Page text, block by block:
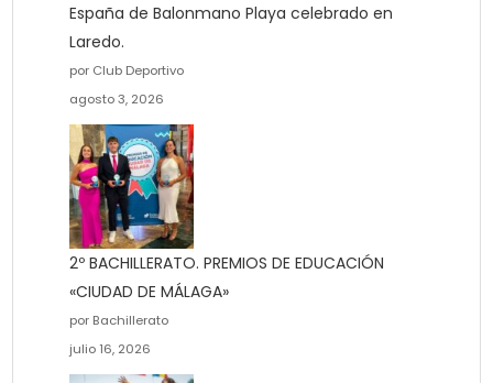
España de Balonmano Playa celebrado en
Laredo.
por Club Deportivo
agosto 3, 2026
2º BACHILLERATO. PREMIOS DE EDUCACIÓN
«CIUDAD DE MÁLAGA»
por Bachillerato
julio 16, 2026